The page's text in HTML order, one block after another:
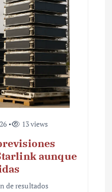
13 views
aunque
de resultados